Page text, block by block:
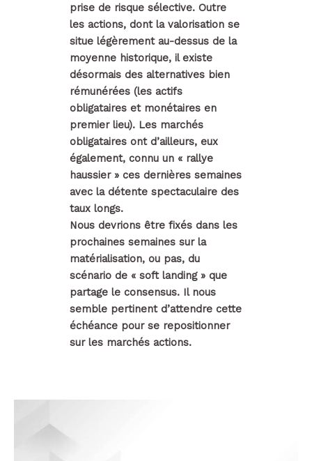
prise de risque sélective. Outre
les actions, dont la valorisation se
situe légèrement au-dessus de la
moyenne historique, il existe
désormais des alternatives bien
rémunérées (les actifs
obligataires et monétaires en
premier lieu). Les marchés
obligataires ont d’ailleurs, eux
également, connu un « rallye
haussier » ces dernières semaines
avec la détente spectaculaire des
taux longs.
Nous devrions être fixés dans les
prochaines semaines sur la
matérialisation, ou pas, du
scénario de « soft landing » que
partage le consensus. Il nous
semble pertinent d’attendre cette
échéance pour se repositionner
sur les marchés actions.